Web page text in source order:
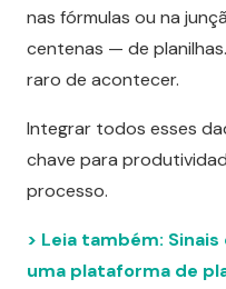
nas fórmulas ou na
centenas — de
raro de acontecer.
Integrar todos esses
chave para
processo.
> Leia também:
uma plataforma de